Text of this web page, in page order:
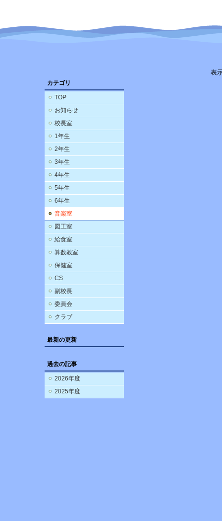
カテゴリ
TOP
お知らせ
校長室
1年生
2年生
3年生
4年生
5年生
6年生
音楽室
図工室
給食室
算数教室
保健室
CS
副校長
委員会
クラブ
最新の更新
過去の記事
2026年度
2025年度
表